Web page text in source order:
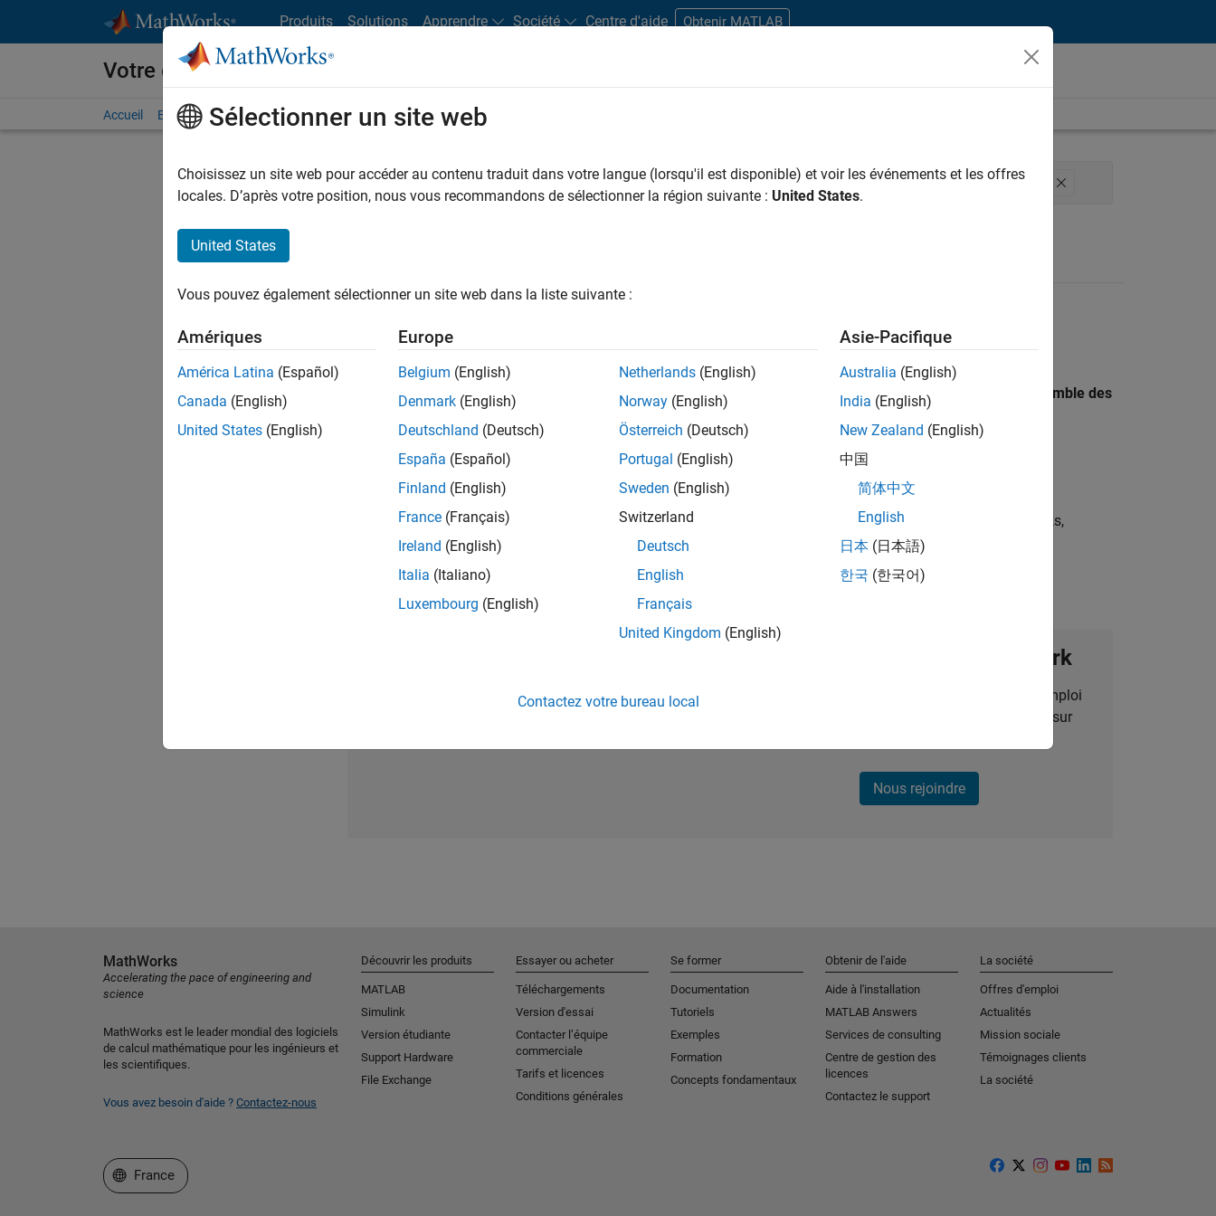
Produits Solutions Apprendre Société Centre d'aide Obtenir MATLAB
Votre carrière chez MathWorks
Accueil Explorer nos opportunités Adresses de nos bureaux Étudiants et carrières
FILTRER PAR Support avancé Infrastructure et architecture Ingénierie de la qualité Applications et services web
Les descriptions de poste n’ont pas toutes été traduites. Effectuez une recherche par lieu pour trouver l’ensemble des
opportunités de votre région.
Senior Software Quality Engineer
Senior Software Quality Engineer
FR-Meudon| Ingénierie de la qualité | Expérimenté(e)
Leverage your C/C++ development skills to design and develop test strategies, scalable test frameworks,
automated test suites, Hands-on testing for Polyspace.
Rejoignez notre Talent Network
Recevez des alertes pour des opportunités d'emploi
personnalisées, des articles et des actualités sur
Nous rejoindre
Sélectionner un site web
Choisissez un site web pour accéder au contenu traduit dans votre langue (lorsqu'il est disponible) et voir les événements et les offres
locales. D’après votre position, nous vous recommandons de sélectionner la région suivante : United States.
United States
Vous pouvez également sélectionner un site web dans la liste suivante :
Amériques
América Latina (Español)
Canada (English)
United States (English)
Europe
Belgium (English)
Denmark (English)
Deutschland (Deutsch)
España (Español)
Finland (English)
France (Français)
Ireland (English)
Italia (Italiano)
Luxembourg (English)
Netherlands (English)
Norway (English)
Österreich (Deutsch)
Portugal (English)
Sweden (English)
Switzerland
Deutsch
English
Français
United Kingdom (English)
Asie-Pacifique
Australia (English)
India (English)
New Zealand (English)
中国
简体中文
English
日本 (日本語)
한국 (한국어)
Contactez votre bureau local
MathWorks
Accelerating the pace of engineering and
science
MathWorks est le leader mondial des logiciels
de calcul mathématique pour les ingénieurs et
les scientifiques.
Vous avez besoin d'aide ? Contactez-nous
Découvrir les produits
MATLAB
Simulink
Version étudiante
Support Hardware
File Exchange
Essayer ou acheter
Téléchargements
Version d'essai
Contacter l’équipe
commerciale
Tarifs et licences
Conditions générales
Se former
Documentation
Tutoriels
Exemples
Formation
Concepts fondamentaux
Obtenir de l'aide
Aide à l'installation
MATLAB Answers
Services de consulting
Centre de gestion des
licences
Contactez le support
La société
Offres d'emploi
Actualités
Mission sociale
Témoignages clients
La société
Sélectionner un site web
France